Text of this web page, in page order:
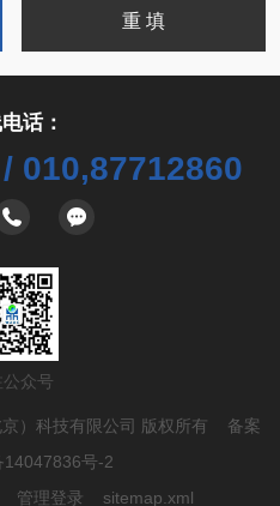
话：
010,87712860
公众号
）科技有限公司 版权所有 备案
14047836号-2
管理登录 sitemap.xml